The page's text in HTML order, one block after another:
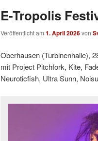
E-Tropolis
Veröffentlicht am 1. April 2026von
Oberhausen (Turbinenhalle),
mit Project Pitchfork, Kite,
Neuroticfish, Ultra Sunn,